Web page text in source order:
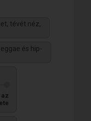
tévét néz,
és hip-
az